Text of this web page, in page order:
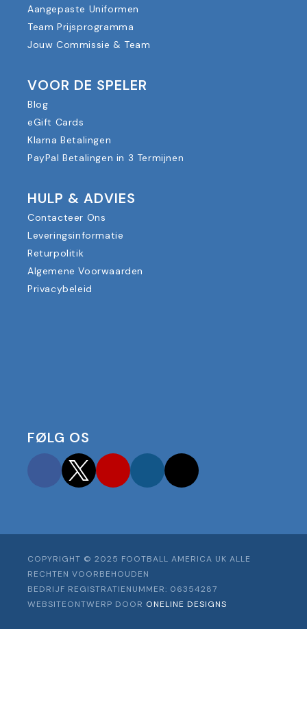
Aangepaste Uniformen
Team Prijsprogramma
Jouw Commissie & Team
VOOR DE SPELER
Blog
eGift Cards
Klarna Betalingen
PayPal Betalingen in 3 Termijnen
HULP & ADVIES
Contacteer Ons
Leveringsinformatie
Returpolitik
Algemene Voorwaarden
Privacybeleid
FØLG OS
FacebookTwitterYouTubeInstagram
COPYRIGHT © 2025 FOOTBALL AMERICA UK ALLE
RECHTEN VOORBEHOUDEN
BEDRIJF REGISTRATIENUMMER: 06354287
WEBSITEONTWERP DOOR ONELINE DESIGNS